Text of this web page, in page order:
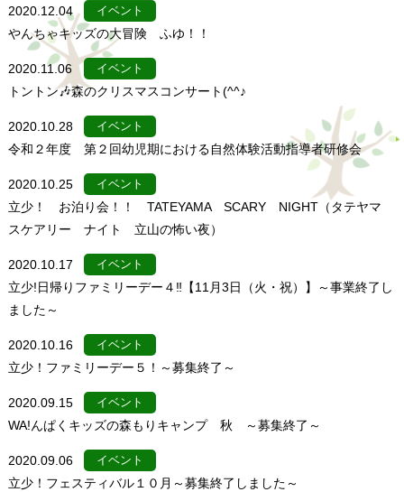
2020.12.04 イベント
やんちゃキッズの大冒険 ふゆ！！
2020.11.06 イベント
トントン🎶森のクリスマスコンサート(^^♪
2020.10.28 イベント
令和２年度 第２回幼児期における自然体験活動指導者研修会
2020.10.25 イベント
立少！ お泊り会！！ TATEYAMA SCARY NIGHT（タテヤマ
スケアリー ナイト 立山の怖い夜）
2020.10.17 イベント
立少!日帰りファミリーデー４‼【11月3日（火・祝）】～事業終了し
ました～
2020.10.16 イベント
立少！ファミリーデー５！～募集終了～
2020.09.15 イベント
WA!んぱくキッズの森もりキャンプ 秋 ～募集終了～
2020.09.06 イベント
立少！フェスティバル１０月～募集終了しました～